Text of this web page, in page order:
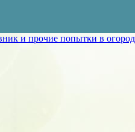
и прочие попытки в